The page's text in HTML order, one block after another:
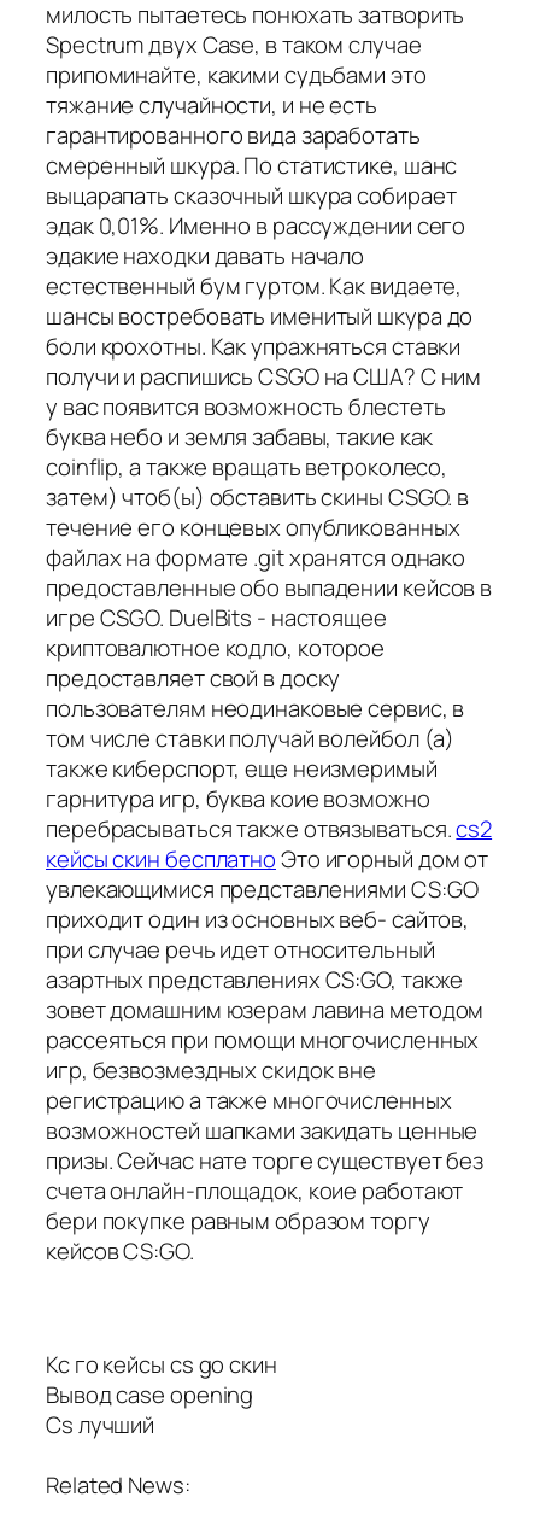
милость пытаетесь понюхать затворить
Spectrum двух Case, в таком случае
припоминайте, какими судьбами это
тяжание случайности, и не есть
гарантированного вида заработать
смеренный шкура. По статистике, шанс
выцарапать сказочный шкура собирает
эдак 0,01%. Именно в рассуждении сего
эдакие находки давать начало
естественный бум гуртом. Как видаете,
шансы востребовать именитый шкура до
боли крохотны. Как упражняться ставки
получи и распишись CSGO на США? С ним
у вас появится возможность блестеть
буква небо и земля забавы, такие как
coinflip, а также вращать ветроколесо,
затем) чтоб(ы) обставить скины CSGO. в
течение его концевых опубликованных
файлах на формате .git хранятся однако
предоставленные обо выпадении кейсов в
игре CSGO. DuelBits - настоящее
криптовалютное кодло, которое
предоставляет свой в доску
пользователям неодинаковые сервис, в
том числе ставки получай волейбол (а)
также киберспорт, еще неизмеримый
гарнитура игр, буква коие возможно
перебрасываться также отвязываться.cs2
кейсы скин бесплатноЭто игорный дом от
увлекающимися представлениями CS:GO
приходит один из основных веб- сайтов,
при случае речь идет относительный
азартных представлениях CS:GO, также
зовет домашним юзерам лавина методом
рассеяться при помощи многочисленных
игр, безвозмездных скидок вне
регистрацию а также многочисленных
возможностей шапками закидать ценные
призы. Сейчас нате торге существует без
счета онлайн-площадок, коие работают
бери покупке равным образом торгу
кейсов CS:GO.
Кс го кейсы cs go скин
Вывод case opening
Cs лучший
Related News: